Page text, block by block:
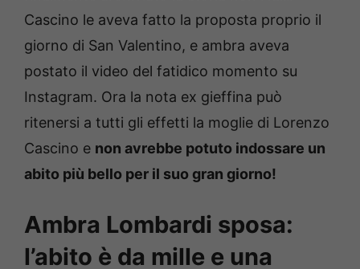
Cascino le aveva fatto la proposta proprio il
giorno di San Valentino, e ambra aveva
postato il video del fatidico momento su
Instagram. Ora la nota ex gieffina può
ritenersi a tutti gli effetti la moglie di Lorenzo
Cascino e non avrebbe potuto indossare un
abito più bello per il suo gran giorno!
Ambra Lombardi sposa:
l’abito è da mille e una